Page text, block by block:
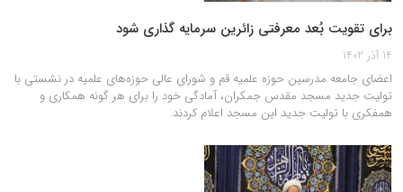
برای تقویت بُعد معرفتی زائرین سرمایه گذاری شود
14 آذر 1402
اعضای جامعه مدرسین حوزه علمیه قم و شورای عالی حوزه‌های علمیه در نشستی با
تولیت جدید مسجد مقدس جمکران، آمادگی خود را برای هر گونه همکاری و
همفکری با تولیت جدید این مسجد اعلام کردند.